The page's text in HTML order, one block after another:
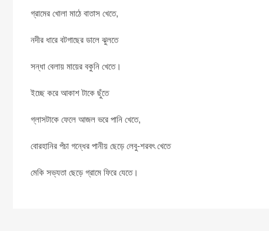
গ্রামের খোলা মাঠে বাতাস খেতে,
নদীর ধারে বটগাছের ডালে ঝুলতে
সন্ধা বেলায় মায়ের বকুনি খেতে।
ইচ্ছে করে আকাশ টাকে ছুঁতে
গ্লাসটাকে ফেলে আজল ভরে পানি খেতে,
বোরহানির পঁচা গন্ধের পানীয় ছেড়ে লেবু-শরবৎ খেতে
মেকি সভ্যতা ছেড়ে গ্রামে ফিরে যেতে।